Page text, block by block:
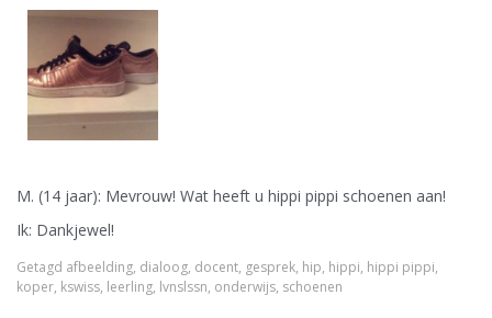
M. (14 jaar): Mevrouw! Wat heeft u hippi pippi schoenen aan!
Ik: Dankjewel!
Getagd afbeelding, dialoog, docent, gesprek, hip, hippi, hippi pippi,
koper, kswiss, leerling, lvnslssn, onderwijs, schoenen